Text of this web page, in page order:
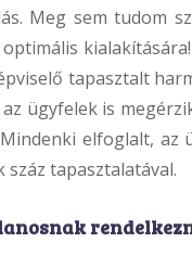
Meg sem tudom
tapasztalt
ügyfelek is
elfoglalt, az
tapasztalatával.